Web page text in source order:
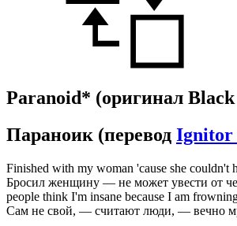
Paranoid* (оригинал
Параноик (перевод Ignitor
Finished with my woman 'cause she couldn't
Бросил женщину — не может увести от
people think I'm insane because I am
Сам не свой, — считают люди, — вечно